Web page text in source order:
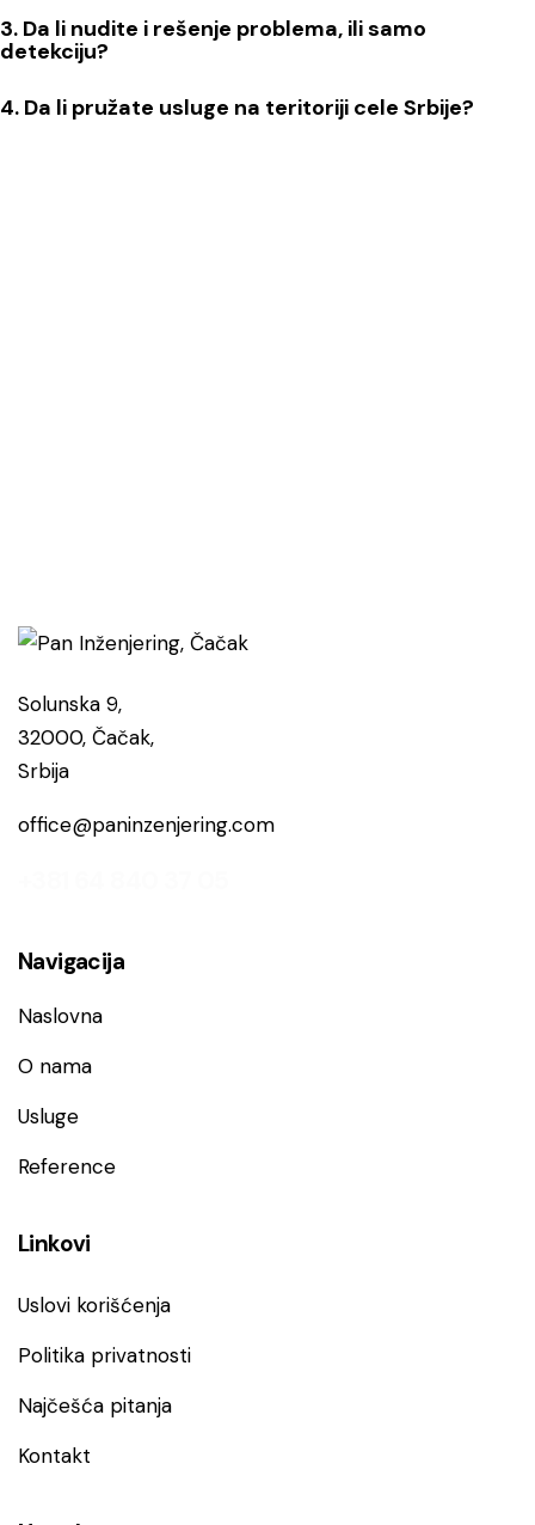
3. Da li nudite i rešenje problema, ili samo
detekciju?
4. Da li pružate usluge na teritoriji cele Srbije?
Solunska 9,
32000, Čačak,
Srbija
office@paninzenjering.com
Navigacija
Naslovna
O nama
Usluge
Reference
Linkovi
Uslovi korišćenja
Politika privatnosti
Najčešća pitanja
Kontakt